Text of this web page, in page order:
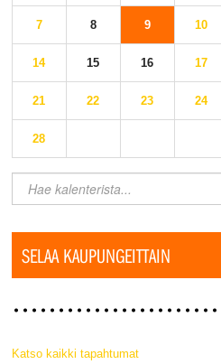
7 8 9 10
14 15 16 17
21 22 23 24
28
SELAA KAUPUNGEITTAIN
Katso kaikki tapahtumat